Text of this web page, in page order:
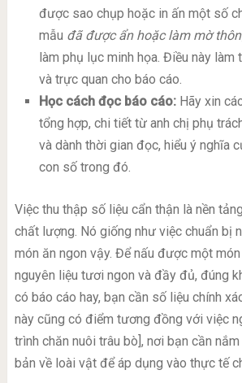
được sao chụp hoặc in ấn một số
mẫu đã được ẩn hoặc làm mờ
làm phụ lục minh họa. Điều này làm
và trực quan cho báo cáo.
Học cách đọc báo cáo:Hãy xin
tổng hợp, chi tiết từ anh chị phụ
và dành thời gian đọc, hiểu ý nghĩa
con số trong đó.
Việc thu thập số liệu cẩn thận là nền
chất lượng. Nó giống như việc chuẩn bị
món ăn ngon vậy. Để nấu được một
nguyên liệu tươi ngon và đầy đủ, đúng
có báo cáo hay, bạn cần số liệu chính
này cũng có điểm tương đồng với việc
trình chăn nuôi trâu bò], nơi bạn cần
bản về loài vật để áp dụng vào thực tế